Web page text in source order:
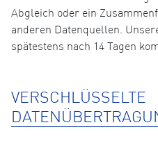
Abgleich oder ein
anderen Datenquellen.
spätestens nach 14 Tagen
VERSCHLÜSSELTE